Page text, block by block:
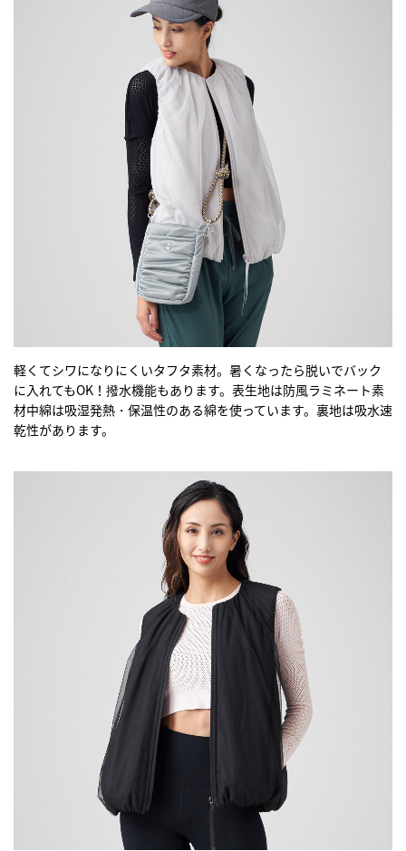
軽くてシワになりにくいタフタ素材。暑くなったら脱いでバック
に入れてもOK！撥水機能もあります。表生地は防風ラミネート素
材中綿は吸湿発熱・保温性のある綿を使っています。裏地は吸水速
乾性があります。